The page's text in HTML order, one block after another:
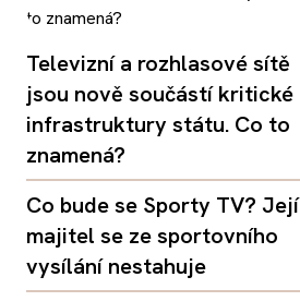
Televizní a rozhlasové sítě
jsou nově součástí kritické
infrastruktury státu. Co to
znamená?
Co bude se Sporty TV? Její
majitel se ze sportovního
vysílání nestahuje